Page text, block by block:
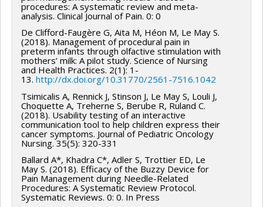
procedures: A systematic review and meta-
analysis. Clinical Journal of Pain. 0: 0
De Clifford-Faugère G, Aita M, Héon M, Le May S.
(2018). Management of procedural pain in
preterm infants through olfactive stimulation with
mothers’ milk: A pilot study. Science of Nursing
and Health Practices. 2(1): 1-
13. http://dx.doi.org/10.31770/2561-7516.1042
Tsimicalis A, Rennick J, Stinson J, Le May S, Louli J,
Choquette A, Treherne S, Berube R, Ruland C.
(2018). Usability testing of an interactive
communication tool to help children express their
cancer symptoms. Journal of Pediatric Oncology
Nursing. 35(5): 320-331
Ballard A*, Khadra C*, Adler S, Trottier ED, Le
May S. (2018). Efficacy of the Buzzy Device for
Pain Management during Needle-Related
Procedures: A Systematic Review Protocol.
Systematic Reviews. 0: 0. In Press